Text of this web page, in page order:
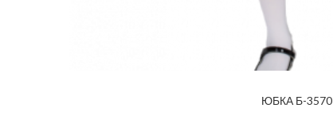
ЮБКА Б-3570